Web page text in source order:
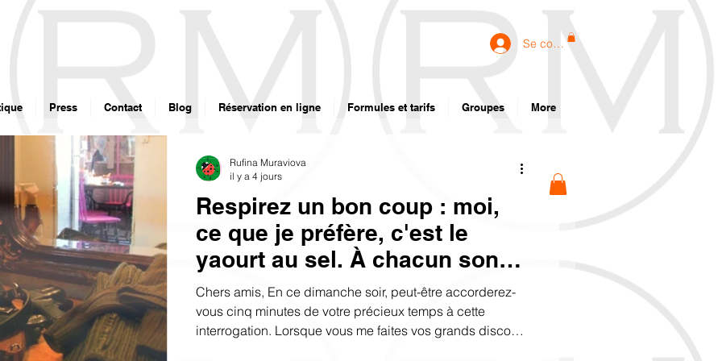
Se connecter
Press Contact Blog Réservation en ligne Formules et tarifs Groupes More
Respirez un bon coup : moi,
ce que je préfère, c'est le
yaourt au sel. À chacun son
orgasme culinaire.
Chers amis, En ce dimanche soir, peut-être accorderez-
vous cinq minutes de votre précieux temps à cette
interrogation. Lorsque vous me faites vos grands discours
Rufina Muraviova
il y a 4 jours